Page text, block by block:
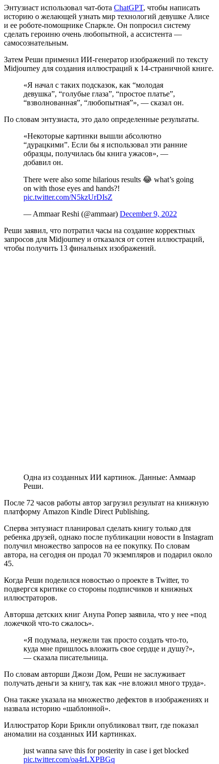
Энтузиаст использовал чат-бота ChatGPT, чтобы написать
историю о желающей узнать мир технологий девушке Алисе
и ее роботе-помощнике Спаркле. Он попросил систему
сделать героиню очень любопытной, а ассистента —
самосознательным.
Затем Реши применил ИИ-генератор изображений по тексту
Midjourney для создания иллюстраций к 14-страничной книге.
«Я начал с таких подсказок, как “молодая
девушка”, “голубые глаза”, “простое платье”,
“взволнованная”, “любопытная”», — сказал он.
По словам энтузиаста, это дало определенные результаты.
«Некоторые картинки вышли абсолютно
“дурацкими”. Если бы я использовал эти ранние
образцы, получилась бы книга ужасов», —
добавил он.
There were also some hilarious results 😂 what’s going
on with those eyes and hands?!
pic.twitter.com/N5kzUrDIsZ
— Ammaar Reshi (@ammaar) December 9, 2022
Реши заявил, что потратил часы на создание корректных
запросов для Midjourney и отказался от сотен иллюстраций,
чтобы получить 13 финальных изображений.
Одна из созданных ИИ картинок. Данные: Аммаар
Реши.
После 72 часов работы автор загрузил результат на книжную
платформу Amazon Kindle Direct Publishing.
Сперва энтузиаст планировал сделать книгу только для
ребенка друзей, однако после публикации новости в Instagram
получил множество запросов на ее покупку. По словам
автора, на сегодня он продал 70 экземпляров и подарил около
45.
Когда Реши поделился новостью о проекте в Twitter, то
подвергся критике со стороны подписчиков и книжных
иллюстраторов.
Авторша детских книг Анупа Ропер заявила, что у нее «под
ложечкой что-то сжалось».
«Я подумала, неужели так просто создать что-то,
куда мне пришлось вложить свое сердце и душу?»,
— сказала писательница.
По словам авторши Джози Дом, Реши не заслуживает
получать деньги за книгу, так как «не вложил много труда».
Она также указала на множество дефектов в изображениях и
назвала историю «шаблонной».
Иллюстратор Кори Брикли опубликовал твит, где показал
аномалии на созданных ИИ картинках.
just wanna save this for posterity in case i get blocked
pic.twitter.com/oa4rLXPBGq